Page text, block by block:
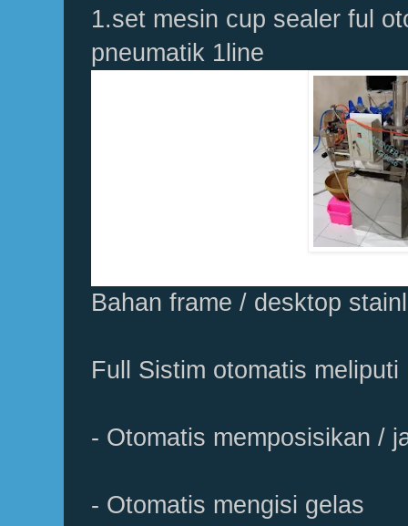
1.set mesin cup sealer ful
pneumatik 1line
Bahan frame / desktop
Full Sistim otomatis meliputi
- Otomatis memposisikan /
- Otomatis mengisi gelas